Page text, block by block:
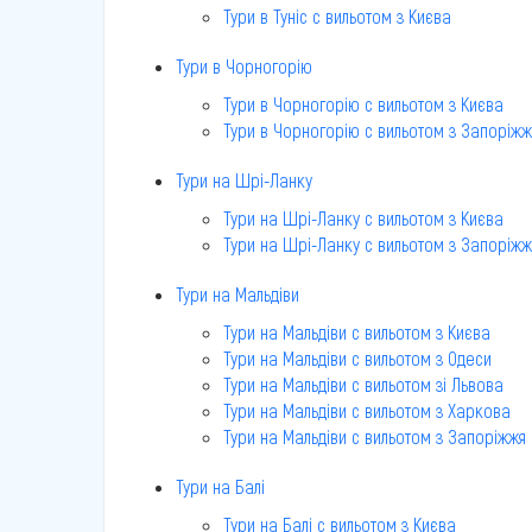
Тури в Туніс c вильотом з Києва
Тури в Чорногорію
Тури в Чорногорію c вильотом з Києва
Тури в Чорногорію c вильотом з
Тури на Шрі-Ланку
Тури на Шрі-Ланку c вильотом з Києва
Тури на Шрі-Ланку c вильотом з
Тури на Мальдіви
Тури на Мальдіви c вильотом з Києва
Тури на Мальдіви c вильотом з Одеси
Тури на Мальдіви c вильотом зі Львова
Тури на Мальдіви c вильотом з Харкова
Тури на Мальдіви c вильотом з Запоріжжя
Тури на Балі
Тури на Балі c вильотом з Києва